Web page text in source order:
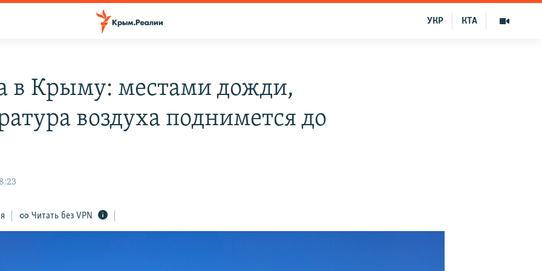
КТА
УКР
в Крыму: местами дожди,
воздуха поднимется до
Читать без VPN